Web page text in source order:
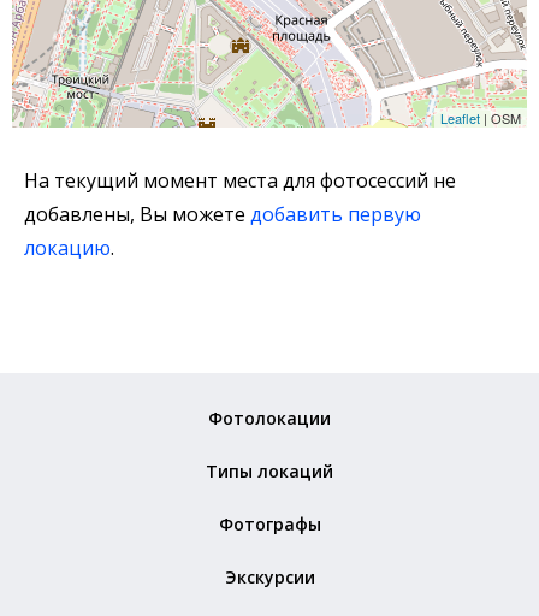
Leaflet | OSM
На текущий момент места для фотосессий не
добавлены, Вы можете добавить первую
локацию.
Фотолокации
Типы локаций
Фотографы
Экскурсии